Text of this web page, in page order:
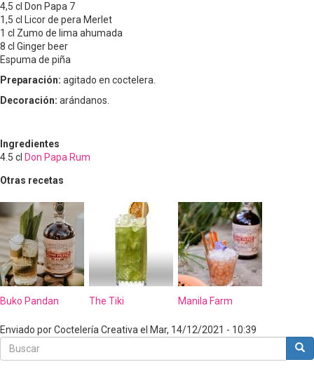
4,5 cl Don Papa 7
1,5 cl Licor de pera Merlet
1 cl Zumo de lima ahumada
8 cl Ginger beer
Espuma de piña
Preparación: agitado en coctelera.
Decoración: arándanos.
Ingredientes
4.5 cl Don Papa Rum
Otras recetas
Buko Pandan The Tiki Manila Farm
Enviado porCoctelería Creativael Mar, 14/12/2021 - 10:39
Buscar
Buscar